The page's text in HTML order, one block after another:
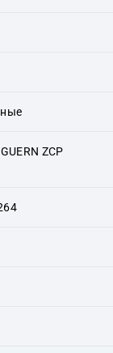
ZCP